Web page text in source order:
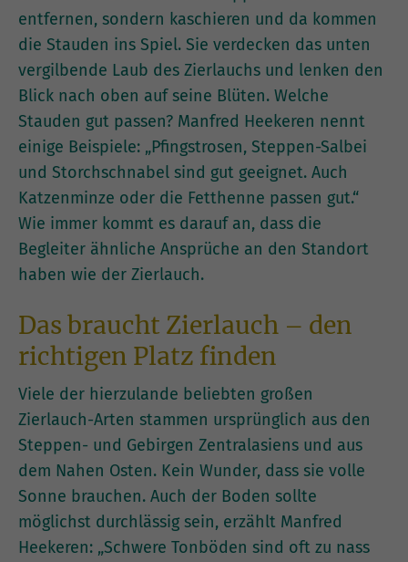
entfernen, sondern kaschieren und da kommen
die Stauden ins Spiel. Sie verdecken das unten
vergilbende Laub des Zierlauchs und lenken den
Blick nach oben auf seine Blüten. Welche
Stauden gut passen? Manfred Heekeren nennt
einige Beispiele: „Pfingstrosen, Steppen-Salbei
und Storchschnabel sind gut geeignet. Auch
Katzenminze oder die Fetthenne passen gut.“
Wie immer kommt es darauf an, dass die
Begleiter ähnliche Ansprüche an den Standort
haben wie der Zierlauch.
Das braucht Zierlauch – den
richtigen Platz finden
Viele der hierzulande beliebten großen
Zierlauch-Arten stammen ursprünglich aus den
Steppen- und Gebirgen Zentralasiens und aus
dem Nahen Osten. Kein Wunder, dass sie volle
Sonne brauchen. Auch der Boden sollte
möglichst durchlässig sein, erzählt Manfred
Heekeren: „Schwere Tonböden sind oft zu nass